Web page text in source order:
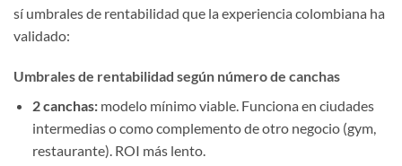
sí umbrales de rentabilidad que la experiencia colombiana ha
validado:
Umbrales de rentabilidad según número de canchas
2 canchas:modelo mínimo viable. Funciona en ciudades
intermedias o como complemento de otro negocio (gym,
restaurante). ROI más lento.